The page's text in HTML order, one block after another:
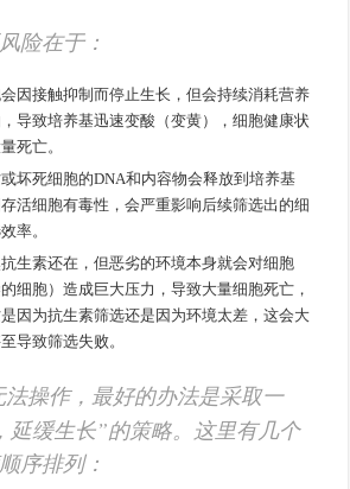
险在于：
因接触抑制而停止生长，但会持续消耗营养
导致培养基迅速变酸（变黄），细胞健康状
死亡。
坏死细胞的DNA和内容物会释放到培养基
活细胞有毒性，会严重影响后续筛选出的细
率。
生素还在，但恶劣的环境本身就会对细胞
细胞）造成巨大压力，导致大量细胞死亡，
因为抗生素筛选还是因为环境太差，这会大
导致筛选失败。
操作，最好的办法是采取一
延缓生长”的策略。这里有几个
序排列：